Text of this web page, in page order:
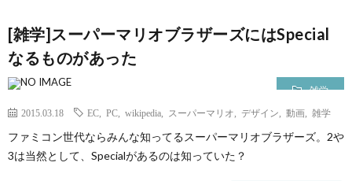
[雑学]スーパーマリオブラザーズにはSpecial
なるものがあった
雑学
2015.03.18 EC PC wikipedia スーパーマリオ デザイン 動画 雑学
ファミコン世代ならみんな知ってるスーパーマリオブラザーズ。2や
3は当然として、Specialがあるのは知っていた？